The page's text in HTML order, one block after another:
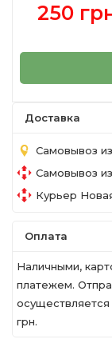
250
Доставка
Самовывоз
Самовывоз
Курьер
Оплата
Наличными,
платежем.
грн.